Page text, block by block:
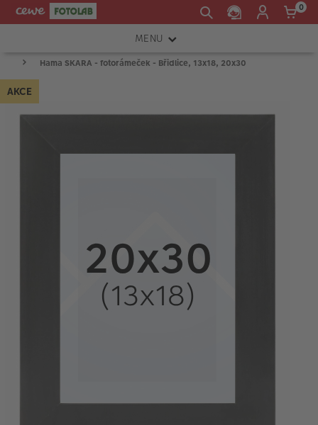
0
MENU
FOTOAPARÁTY
OBJEKTIVY
Hama SKARA - fotorámeček - Břidlice, 13x18, 20x30
AKCE